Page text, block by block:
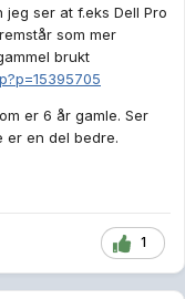
ser at f.eks Dell Pro
som mer
brukt
er 6 år gamle. Ser
er en del bedre.
1